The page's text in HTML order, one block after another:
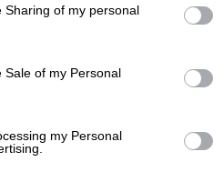
tags to use your data for below
section.
Sharing of my personal
Sale of my Personal
my Personal